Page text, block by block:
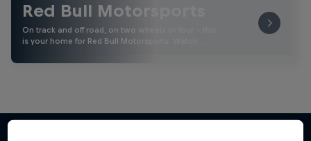
Red Bull Motorsports
On track and off road, on two wheels or four - this
is your home for Red Bull Motorsports. Watch …